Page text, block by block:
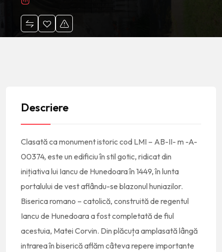
Descriere
Clasată ca monument istoric cod LMI – AB-II- m -A-
00374, este un edificiu în stil gotic, ridicat din
inițiativa lui Iancu de Hunedoara în 1449, în lunta
portalului de vest aflându-se blazonul huniazilor.
Biserica romano – catolică, construită de regentul
Iancu de Hunedoara a fost completată de fiul
acestuia, Matei Corvin. Din plăcuța amplasată lângă
intrarea în biserică aflăm câteva repere importante